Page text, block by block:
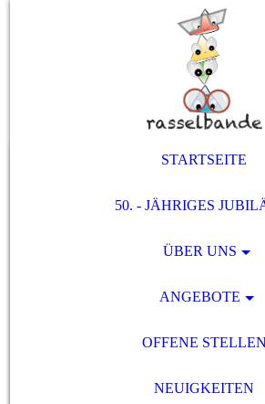
STARTSEITE
50. - JÄHRIGES
ÜBER UNS
ANGEBOTE
OFFENE STELLEN
NEUIGKEITEN